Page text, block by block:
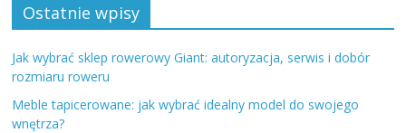
Ostatnie wpisy
Jak wybrać sklep rowerowy Giant: autoryzacja, serwis i dobór
rozmiaru roweru
Meble tapicerowane: jak wybrać idealny model do swojego
wnętrza?